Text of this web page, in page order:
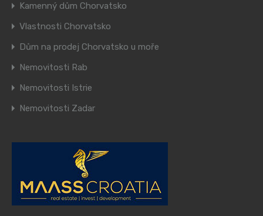
Kamenný dům Chorvatsko
Vlastnosti Chorvatsko
Dům na prodej Chorvatsko u moře
Nemovitosti Rab
Nemovitosti Istrie
Nemovitosti Zadar